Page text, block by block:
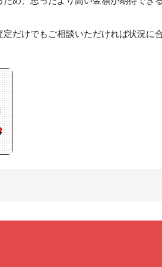
だけでもご相談いただければ状況に